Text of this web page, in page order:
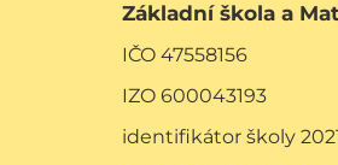
Základní škola a
IČO 47558156
IZO 600043193
identifikátor školy